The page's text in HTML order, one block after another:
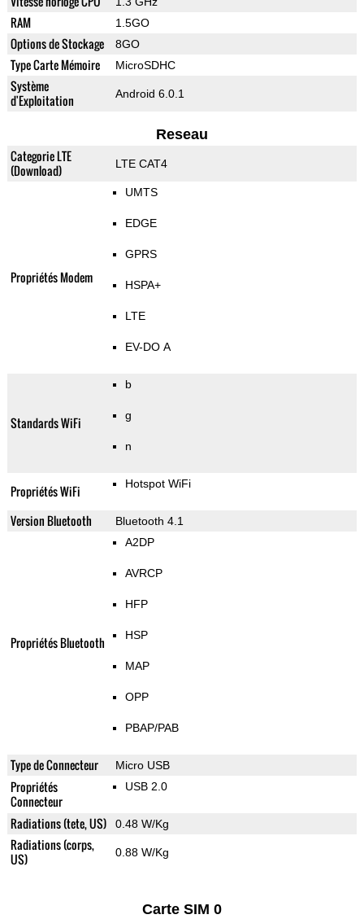
RAM 1.5GO
Options de Stockage 8GO
Type Carte Mémoire MicroSDHC
Système
d'Exploitation
Android 6.0.1
Reseau
Categorie LTE
(Download)
LTE CAT4
Propriétés Modem
UMTS
EDGE
GPRS
HSPA+
LTE
EV-DO A
Standards WiFi
b
g
n
Propriétés WiFi Hotspot WiFi
Version Bluetooth Bluetooth 4.1
Propriétés Bluetooth
A2DP
AVRCP
HFP
HSP
MAP
OPP
PBAP/PAB
Type de Connecteur Micro USB
Propriétés
Connecteur
USB 2.0
Radiations (tete, US) 0.48 W/Kg
Radiations (corps,
US)
0.88 W/Kg
Carte SIM 0